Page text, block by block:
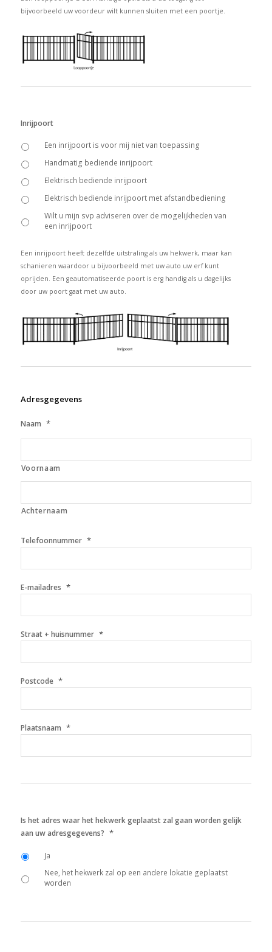
bijvoorbeeld uw voordeur wilt kunnen sluiten met een poortje.
Inrijpoort
Een inrijpoort is voor mij niet van toepassing
Handmatig bediende inrijpoort
Elektrisch bediende inrijpoort
Elektrisch bediende inrijpoort met afstandbediening
Wilt u mijn svp adviseren over de mogelijkheden van
een inrijpoort
Een inrijpoort heeft dezelfde uitstraling als uw hekwerk, maar kan
schanieren waardoor u bijvoorbeeld met uw auto uw erf kunt
oprijden. Een geautomatiseerde poort is erg handig als u dagelijks
door uw poort gaat met uw auto.
Adresgegevens
Naam *
Voornaam
Achternaam
Telefoonnummer *
E-mailadres *
Straat + huisnummer *
Postcode *
Plaatsnaam *
Is het adres waar het hekwerk geplaatst zal gaan worden gelijk
aan uw adresgegevens? *
Ja
Nee, het hekwerk zal op een andere lokatie geplaatst
worden